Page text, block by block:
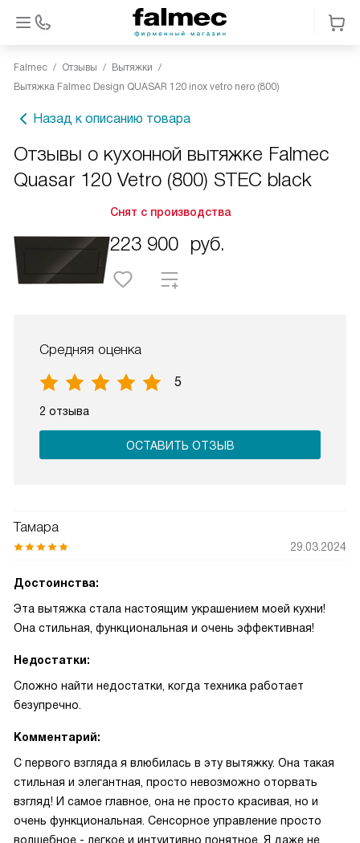
Falmec Отзывы
Вытяжки
Вытяжка Falmec Design QUASAR 120 inox vetro nero (800)
Назад к описанию товара
Отзывы о кухонной вытяжке Falmec
Quasar 120 Vetro (800) STEC black
Снят с производства
223 900 руб.
Средняя оценка
5
2 отзыва
ОСТАВИТЬ ОТЗЫВ
Тамара
29.03.2024
Достоинства:
Эта вытяжка стала настоящим украшением моей кухни!
Она стильная, функциональная и очень эффективная!
Недостатки:
Сложно найти недостатки, когда техника работает
безупречно.
Комментарий:
С первого взгляда я влюбилась в эту вытяжку. Она такая
стильная и элегантная, просто невозможно оторвать
взгляд! И самое главное, она не просто красивая, но и
очень функциональная. Сенсорное управление просто
волшебное - легкое и интуитивно понятное. Я даже не